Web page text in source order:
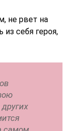
не рвет на
из себя героя,